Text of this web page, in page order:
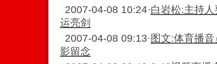
2007-04-08 10:24·白岩松:主持
运亮剑
2007-04-08 09:13· 图文:体育播
影留念